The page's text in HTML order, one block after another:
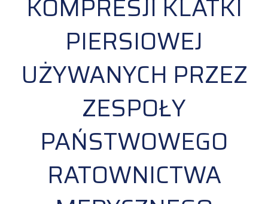
KOMPRESJI KLATKI
PIERSIOWEJ
UŻYWANYCH PRZEZ
ZESPOŁY
PAŃSTWOWEGO
RATOWNICTWA